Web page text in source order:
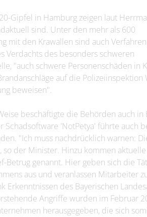
Gipfel in Hamburg zeigen laut
sind. Unter den mehr als 600
mit den Krawallen sind auch
Verdachts des besonders schweren
"auch schwere Personenschäden in
auf die
beweisen".
beschäftigte die Behörden auch in
Schadsoftware 'NotPetya' führte auch
"Ich muss nachdrücklich warnen:
der Minister. Hinzu kommen
Betrug genannt. Hier geben sich die
aus und veranlassen Mitarbeiter
Erkenntnissen des Bayerischen
Angriffe wurden im Februar
herausgegeben, die sich